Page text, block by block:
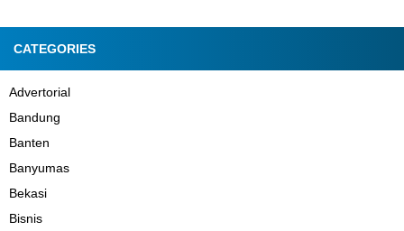
CATEGORIES
Advertorial
Bandung
Banten
Banyumas
Bekasi
Bisnis